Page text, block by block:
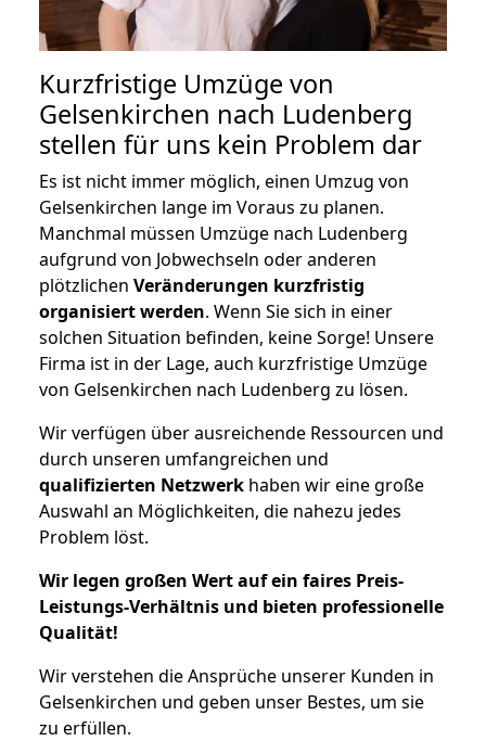
Kurzfristige Umzüge von
Gelsenkirchen nach Ludenberg
stellen für uns kein Problem dar
Es ist nicht immer möglich, einen Umzug von
Gelsenkirchen lange im Voraus zu planen.
Manchmal müssen Umzüge nach Ludenberg
aufgrund von Jobwechseln oder anderen
plötzlichen Veränderungen kurzfristig
organisiert werden. Wenn Sie sich in einer
solchen Situation befinden, keine Sorge! Unsere
Firma ist in der Lage, auch kurzfristige Umzüge
von Gelsenkirchen nach Ludenberg zu lösen.
Wir verfügen über ausreichende Ressourcen und
durch unseren umfangreichen und
qualifizierten Netzwerk haben wir eine große
Auswahl an Möglichkeiten, die nahezu jedes
Problem löst.
Wir legen großen Wert auf ein faires Preis-
Leistungs-Verhältnis und bieten professionelle
Qualität!
Wir verstehen die Ansprüche unserer Kunden in
Gelsenkirchen und geben unser Bestes, um sie
zu erfüllen.